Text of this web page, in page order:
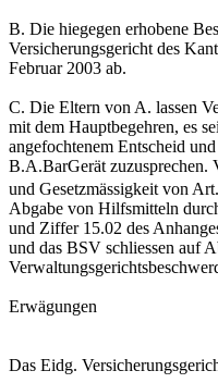
B. Die hiegegen erhobene
Versicherungsgericht des
Februar 2003 ab.
C. Die Eltern von A. lassen
mit dem Hauptbegehren, es
angefochtenem Entscheid
B.A.BarGerät zuzusprechen.
und Gesetzmässigkeit von
Abgabe von Hilfsmitteln
und Ziffer 15.02 des
und das BSV schliessen auf
Erwägungen
Das Eidg.